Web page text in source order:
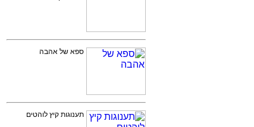
ספא של אהבה
תענוגות קיץ לוהטים